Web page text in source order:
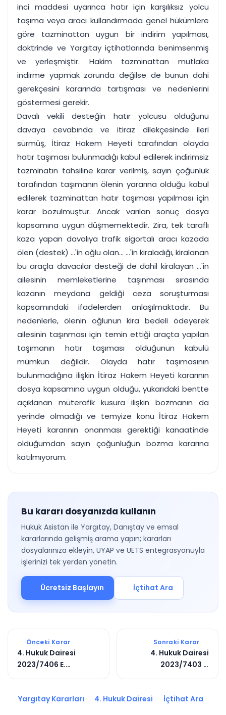
inci maddesi uyarınca hatır için karşılıksız yolcu
taşıma veya aracı kullandırmada genel hükümlere
göre tazminattan uygun bir indirim yapılması,
doktrinde ve Yargıtay içtihatlarında benimsenmiş
ve yerleşmiştir. Hakim tazminattan mutlaka
indirme yapmak zorunda değilse de bunun dahi
gerekçesini kararında tartışması ve nedenlerini
göstermesi gerekir.
Davalı vekili desteğin hatır yolcusu olduğunu
davaya cevabında ve itiraz dilekçesinde ileri
sürmüş, İtiraz Hakem Heyeti tarafından olayda
hatır taşıması bulunmadığı kabul edilerek indirimsiz
tazminatın tahsiline karar verilmiş, sayın çoğunluk
tarafından taşımanın ölenin yararına olduğu kabul
edilerek tazminattan hatır taşıması yapılması için
karar bozulmuştur. Ancak varılan sonuç dosya
kapsamına uygun düşmemektedir. Zira, tek taraflı
kaza yapan davalıya trafik sigortalı aracı kazada
ölen (destek) ...'in oğlu olan... ...'in kiraladığı, kiralanan
bu araçla davacılar desteği de dahil kiralayan ...'in
ailesinin memleketlerine taşınması sırasında
kazanın meydana geldiği ceza soruşturması
kapsamındaki ifadelerden anlaşılmaktadır. Bu
nedenlerle, ölenin oğlunun kira bedeli ödeyerek
ailesinin taşınması için temin ettiği araçta yapılan
taşımanın hatır taşıması olduğunun kabulü
mümkün değildir. Olayda hatır taşımasının
bulunmadığına ilişkin İtiraz Hakem Heyeti kararının
dosya kapsamına uygun olduğu, yukarıdaki bentte
açıklanan müterafik kusura ilişkin bozmanın da
yerinde olmadığı ve temyize konu İtiraz Hakem
Heyeti kararının onanması gerektiği kanaatinde
olduğumdan sayın çoğunluğun bozma kararına
katılmıyorum.
Bu kararı dosyanızda kullanın
Hukuk Asistan ile Yargıtay, Danıştay ve emsal
kararlarında gelişmiş arama yapın; kararları
dosyalarınıza ekleyin, UYAP ve UETS entegrasyonuyla
işlerinizi tek yerden yönetin.
Ücretsiz Başlayın İçtihat Ara
Önceki Karar
4. Hukuk Dairesi
2023/7406 E.
Sonraki Karar
4. Hukuk Dairesi
2023/7403 E.
Yargıtay Kararları 4. Hukuk Dairesi İçtihat Ara